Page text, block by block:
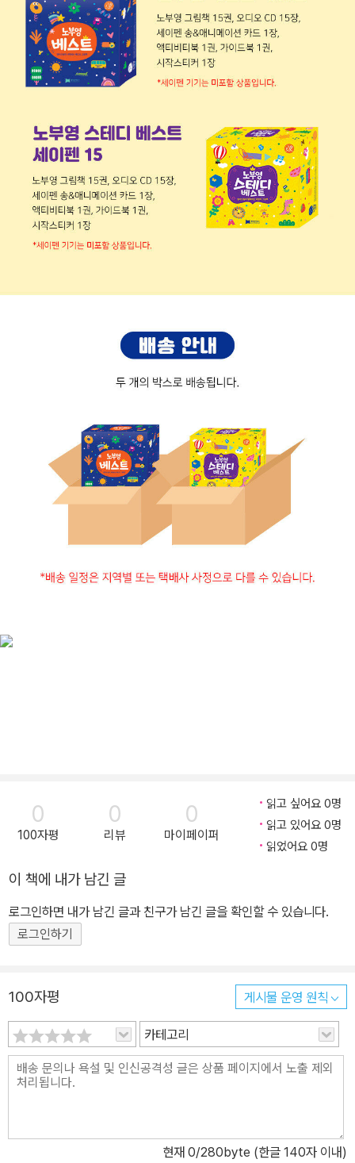
0
100자평
0
리뷰
0
마이페이퍼
읽고 싶어요 0명
읽고 있어요 0명
읽었어요 0명
이 책에 내가 남긴 글
로그인하면 내가 남긴 글과 친구가 남긴 글을 확인할 수 있습니다.
로그인하기
100자평 게시물 운영 원칙
카테고리
현재 0/280byte (한글 140자 이내)